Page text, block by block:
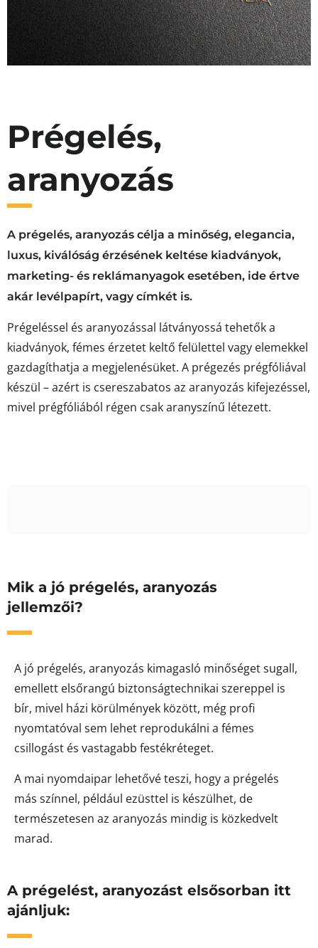
Prégelés,
aranyozás
A prégelés, aranyozás célja a minőség, elegancia,
luxus, kiválóság érzésének keltése kiadványok,
marketing- és reklámanyagok esetében, ide értve
akár levélpapírt, vagy címkét is.
Prégeléssel és aranyozással látványossá tehetők a
kiadványok, fémes érzetet keltő felülettel vagy elemekkel
gazdagíthatja a megjelenésüket. A prégezés prégfóliával
készül – azért is csereszabatos az aranyozás kifejezéssel,
mivel prégfóliából régen csak aranyszínű létezett.
Mik a jó prégelés, aranyozás
jellemzői?
A jó prégelés, aranyozás kimagasló minőséget sugall,
emellett elsőrangú biztonságtechnikai szereppel is
bír, mivel házi körülmények között, még profi
nyomtatóval sem lehet reprodukálni a fémes
csillogást és vastagabb festékréteget.
A mai nyomdaipar lehetővé teszi, hogy a prégelés
más színnel, például ezüsttel is készülhet, de
természetesen az aranyozás mindig is közkedvelt
marad.
A prégelést, aranyozást elsősorban itt
ajánljuk: